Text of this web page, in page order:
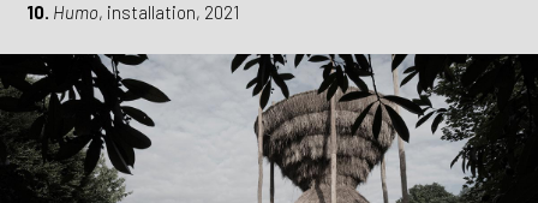
10. Humo, installation, 2021